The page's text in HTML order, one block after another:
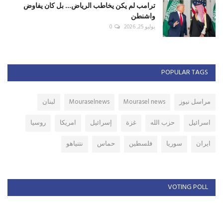
ترامب لم يكن يخاطب الرياض... بل كان يفاوض
واشنطن
يوليو 25, 2026 0
POPULAR TAGS
مراسل نيوز Mourasel news
Mouraselnews
لبنان
اسرائيل
حزب الله غزة إسرائيل امريكا
روسيا
ايران
سوريا فلسطين حماس نتنياهو
VOTING POLL